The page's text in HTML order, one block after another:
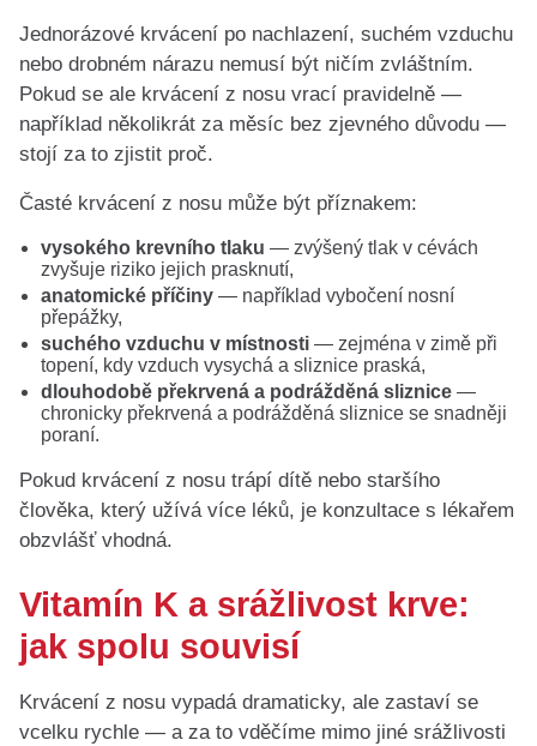
Jednorázové krvácení po nachlazení, suchém vzduchu
nebo drobném nárazu nemusí být ničím zvláštním.
Pokud se ale krvácení z nosu vrací pravidelně —
například několikrát za měsíc bez zjevného důvodu —
stojí za to zjistit proč.
Časté krvácení z nosu může být příznakem:
vysokého krevního tlaku — zvýšený tlak v cévách
zvyšuje riziko jejich prasknutí,
anatomické příčiny— například vybočení nosní
přepážky,
suchého vzduchu v místnosti— zejména v zimě při
topení, kdy vzduch vysychá a sliznice praská,
dlouhodobě překrvená a podrážděná sliznice—
chronicky překrvená a podrážděná sliznice se snadněji
poraní.
Pokud krvácení z nosu trápí dítě nebo staršího
člověka, který užívá více léků, je konzultace s lékařem
obzvlášť vhodná.
Vitamín K a srážlivost krve:
jak spolu souvisí
Krvácení z nosu vypadá dramaticky, ale zastaví se
vcelku rychle — a za to vděčíme mimo jiné srážlivosti